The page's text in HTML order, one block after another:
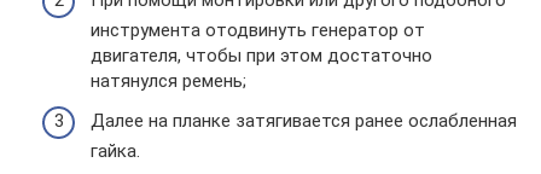
инструмента отодвинуть генератор от
двигателя, чтобы при этом достаточно
натянулся ремень;
Далее на планке затягивается ранее ослабленная
гайка.